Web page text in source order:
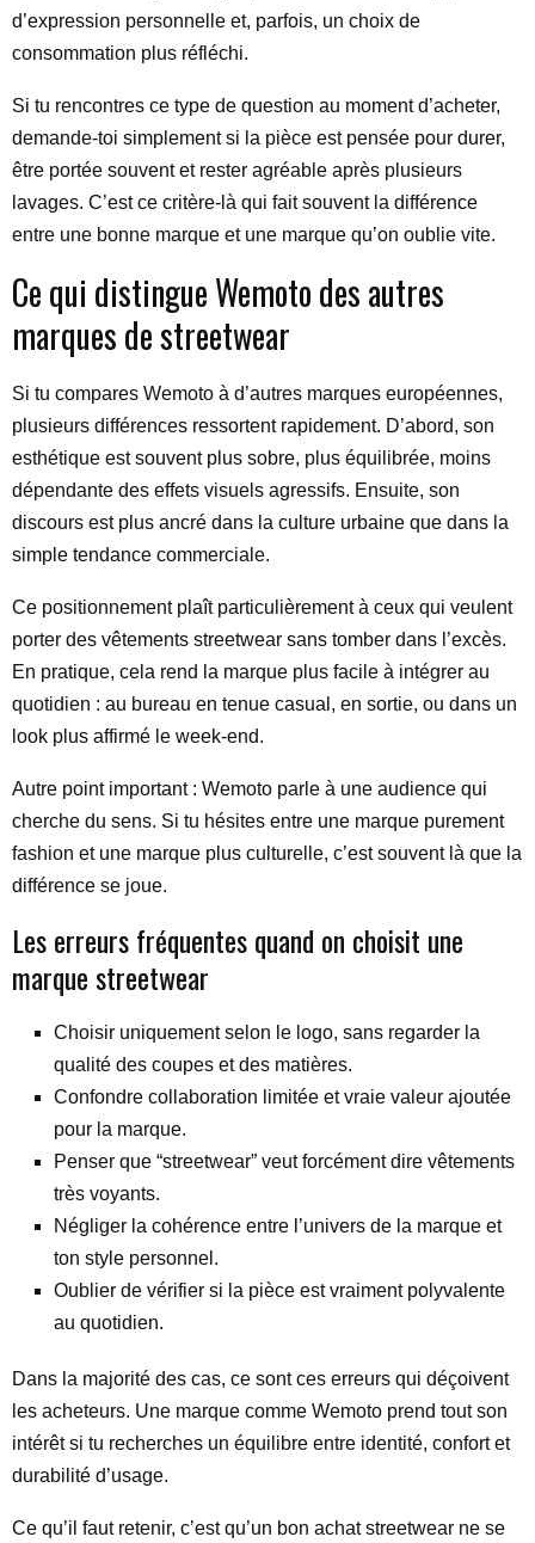
d’expression personnelle et, parfois, un choix de
consommation plus réfléchi.
Si tu rencontres ce type de question au moment d’acheter,
demande-toi simplement si la pièce est pensée pour durer,
être portée souvent et rester agréable après plusieurs
lavages. C’est ce critère-là qui fait souvent la différence
entre une bonne marque et une marque qu’on oublie vite.
Ce qui distingue Wemoto des autres
marques de streetwear
Si tu compares Wemoto à d’autres marques européennes,
plusieurs différences ressortent rapidement. D’abord, son
esthétique est souvent plus sobre, plus équilibrée, moins
dépendante des effets visuels agressifs. Ensuite, son
discours est plus ancré dans la culture urbaine que dans la
simple tendance commerciale.
Ce positionnement plaît particulièrement à ceux qui veulent
porter des vêtements streetwear sans tomber dans l’excès.
En pratique, cela rend la marque plus facile à intégrer au
quotidien : au bureau en tenue casual, en sortie, ou dans un
look plus affirmé le week-end.
Autre point important : Wemoto parle à une audience qui
cherche du sens. Si tu hésites entre une marque purement
fashion et une marque plus culturelle, c’est souvent là que la
différence se joue.
Les erreurs fréquentes quand on choisit une
marque streetwear
Choisir uniquement selon le logo, sans regarder la
qualité des coupes et des matières.
Confondre collaboration limitée et vraie valeur ajoutée
pour la marque.
Penser que “streetwear” veut forcément dire vêtements
très voyants.
Négliger la cohérence entre l’univers de la marque et
ton style personnel.
Oublier de vérifier si la pièce est vraiment polyvalente
au quotidien.
Dans la majorité des cas, ce sont ces erreurs qui déçoivent
les acheteurs. Une marque comme Wemoto prend tout son
intérêt si tu recherches un équilibre entre identité, confort et
durabilité d’usage.
Ce qu’il faut retenir, c’est qu’un bon achat streetwear ne se